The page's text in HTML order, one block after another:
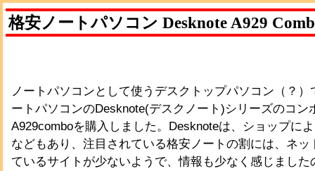
格安ノートパソコン Desknote A929
ノートパソコンとして使うデスクトップパソコン（？
ートパソコンのDesknote(デスクノート)シリーズのコン
A929comboを購入しました。Desknoteは、ショップに
などもあり、注目されている格安ノートの割には、ネッ
ているサイトが少ないようで、情報も少なく感じました